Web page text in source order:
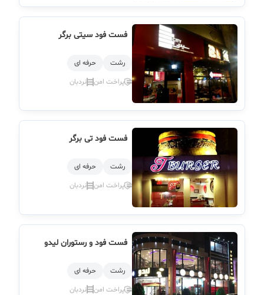
فست فود سیتی برگر
رشت
حرفه ای
پراخت امن
نردبان
فست فود تی برگر
رشت
حرفه ای
پراخت امن
نردبان
فست فود و رستوران لیدو
رشت
حرفه ای
پراخت امن
نردبان